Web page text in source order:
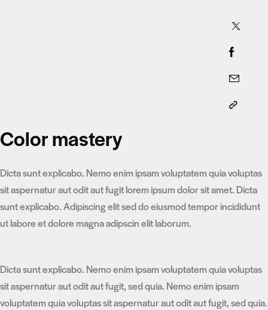
Color mastery
Dicta sunt explicabo. Nemo enim ipsam voluptatem quia voluptas
sit aspernatur aut odit aut fugit lorem ipsum dolor sit amet. Dicta
sunt explicabo. Adipiscing elit sed do eiusmod tempor incididunt
ut labore et dolore magna adipscin elit laborum.
Dicta sunt explicabo. Nemo enim ipsam voluptatem quia voluptas
sit aspernatur aut odit aut fugit, sed quia. Nemo enim ipsam
voluptatem quia voluptas sit aspernatur aut odit aut fugit, sed quia.